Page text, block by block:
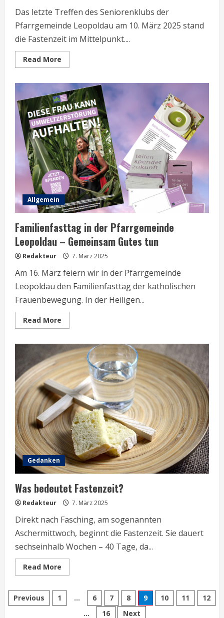
Das letzte Treffen des Seniorenklubs der
Pfarrgemeinde Leopoldau am 10. März 2025 stand
die Fastenzeit im Mittelpunkt....
Read More
more
Seniorenklub
Allgemein
Familienfasttag in der Pfarrgemeinde
Leopoldau – Gemeinsam Gutes tun
Redakteur 7. März 2025
Am 16. März feiern wir in der Pfarrgemeinde
Leopoldau den Familienfasttag der katholischen
Frauenbewegung. In der Heiligen...
Read More
more
der
Pfarrgemeinde
Leopoldau
–
Gemeinsam
Gutes
tun
Gedanken
Was bedeutet Fastenzeit?
Redakteur 7. März 2025
Direkt nach Fasching, am sogenannten
Aschermittwoch, beginnt die Fastenzeit. Sie dauert
sechseinhalb Wochen – 40 Tage, da...
Read More
more
bedeutet
Fastenzeit?
Seitennummerierung
Previous 1 … 6 7 8 9 10 11
12
…
16 Next